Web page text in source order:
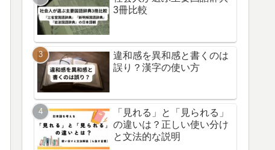
3冊比較
違和感を異和感と書くのは
誤り？漢字の使い方
「見れる」と「見られる」
の違いは？正しい使い分け
と文法的な説明